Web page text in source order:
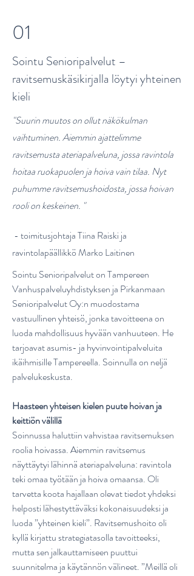
01
Sointu Senioripalvelut –
ravitsemuskäsikirjalla löytyi yhteinen
kieli
"Suurin muutos on ollut näkökulman
vaihtuminen. Aiemmin ajattelimme
ravitsemusta ateriapalveluna, jossa ravintola
hoitaa ruokapuolen ja hoiva vain tilaa. Nyt
puhumme ravitsemushoidosta, jossa hoivan
rooli on keskeinen. "
- toimitusjohtaja Tiina Raiski ja
ravintolapäällikkö Marko Laitinen
Sointu Senioripalvelut on Tampereen
Vanhuspalveluyhdistyksen ja Pirkanmaan
Senioripalvelut Oy:n muodostama
vastuullinen yhteisö, jonka tavoitteena on
luoda mahdollisuus hyvään vanhuuteen. He
tarjoavat asumis- ja hyvinvointipalveluita
ikäihmisille Tampereella. Soinnulla on neljä
palvelukeskusta.
Haasteen yhteisen kielen puute hoivan ja
keittiön välillä
Soinnussa haluttiin vahvistaa ravitsemuksen
roolia hoivassa. Aiemmin ravitsemus
näyttäytyi lähinnä ateriapalveluna: ravintola
teki omaa työtään ja hoiva omaansa. Oli
tarvetta koota hajallaan olevat tiedot yhdeksi
helposti lähestyttäväksi kokonaisuudeksi ja
luoda ”yhteinen kieli”. Ravitsemushoito oli
kyllä kirjattu strategiatasolla tavoitteeksi,
mutta sen jalkauttamiseen puuttui
suunnitelma ja käytännön välineet. ”Meillä oli